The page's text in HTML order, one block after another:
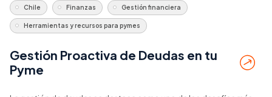
Chile Finanzas Gestión financiera
Herramientas y recursos para pymes
Gestión Proactiva de Deudas en tu
Pyme